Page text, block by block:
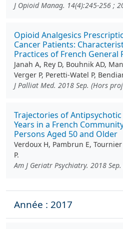
J Opioid Manag. 14(4):245-256 ;
Opioid Analgesics
Cancer Patients:
Practices of French General
Janah A, Rey D, Bouhnik AD,
Verger P, Peretti-Watel P,
J Palliat Med. 2018 Sep. (Hors
Trajectories of
Years in a French
Persons Aged 50 and Older
Verdoux H, Pambrun E,
P.
Am J Geriatr Psychiatry. 2018
Année : 2017